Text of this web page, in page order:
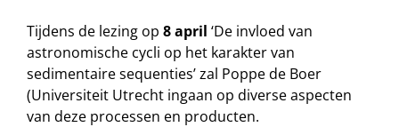
Tijdens de lezing op 8 april ‘De invloed van
astronomische cycli op het karakter van
sedimentaire sequenties’ zal Poppe de Boer
(Universiteit Utrecht ingaan op diverse aspecten
van deze processen en producten.